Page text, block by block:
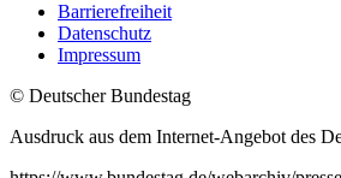
Barrierefreiheit
Datenschutz
Impressum
© Deutscher Bundestag
Ausdruck aus dem Internet-Angebot des